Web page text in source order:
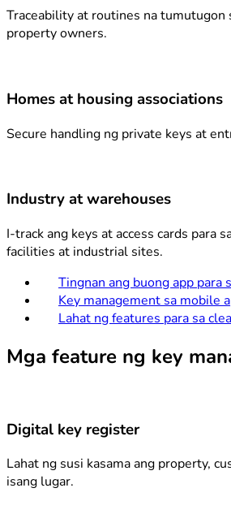
Traceability at routines na tumutugon
property owners.
Homes at housing associations
Secure handling ng private keys at
Industry at warehouses
I-track ang keys at access cards para
facilities at industrial sites.
Tingnan ang buong app para
Key management sa mobile
Lahat ng features para sa
Mga feature ng key
Digital key register
Lahat ng susi kasama ang property,
isang lugar.